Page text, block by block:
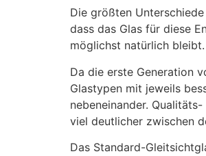
Die größten
dass das Glas für diese
möglichst natürlich bleibt.
Da die erste Generation
Glastypen mit jeweils
nebeneinander.
viel deutlicher zwischen
Das Standard-